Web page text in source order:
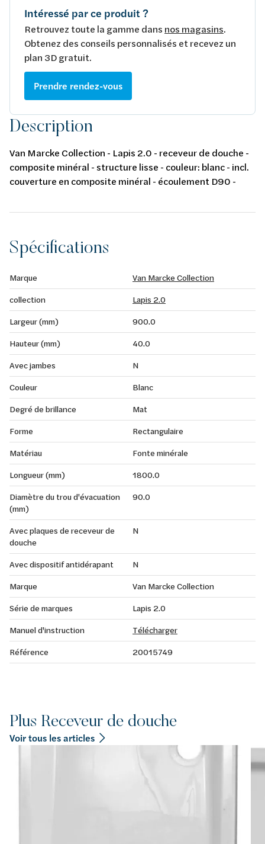
Intéressé par ce produit ?
Retrouvez toute la gamme dans nos magasins.
Obtenez des conseils personnalisés et recevez un
plan 3D gratuit.
Prendre rendez-vous
Description
Van Marcke Collection - Lapis 2.0 - receveur de douche -
composite minéral - structure lisse - couleur: blanc - incl.
couverture en composite minéral - écoulement D90 -
Spécifications
Marque
Van Marcke Collection
collection
Lapis 2.0
Largeur (mm)
900.0
Hauteur (mm)
40.0
Avec jambes
N
Couleur
Blanc
Degré de brillance
Mat
Forme
Rectangulaire
Matériau
Fonte minérale
Longueur (mm)
1800.0
Diamètre du trou d'évacuation
(mm)
90.0
Avec plaques de receveur de
douche
N
Avec dispositif antidérapant
N
Marque
Van Marcke Collection
Série de marques
Lapis 2.0
Manuel d'instruction
Télécharger
Référence
20015749
Plus Receveur de douche
Voir tous les articles